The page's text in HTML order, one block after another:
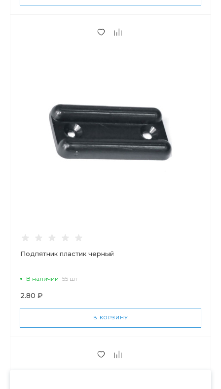
Подпятник пластик черный
В наличии 55 шт
2.80 ₽
В КОРЗИНУ